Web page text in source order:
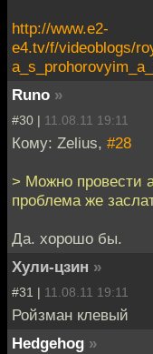
http://www.e2-
e4.tv/f/videoblogs/
Runo »
#30 | 11.08.11 19:11
Кому: Zelius, #28
> Можно провести
проблема же
Да. хорошо бы.
Хули-цзин »
#31 | 11.08.11 19:11
Ройзман клевый
Hedgehog »